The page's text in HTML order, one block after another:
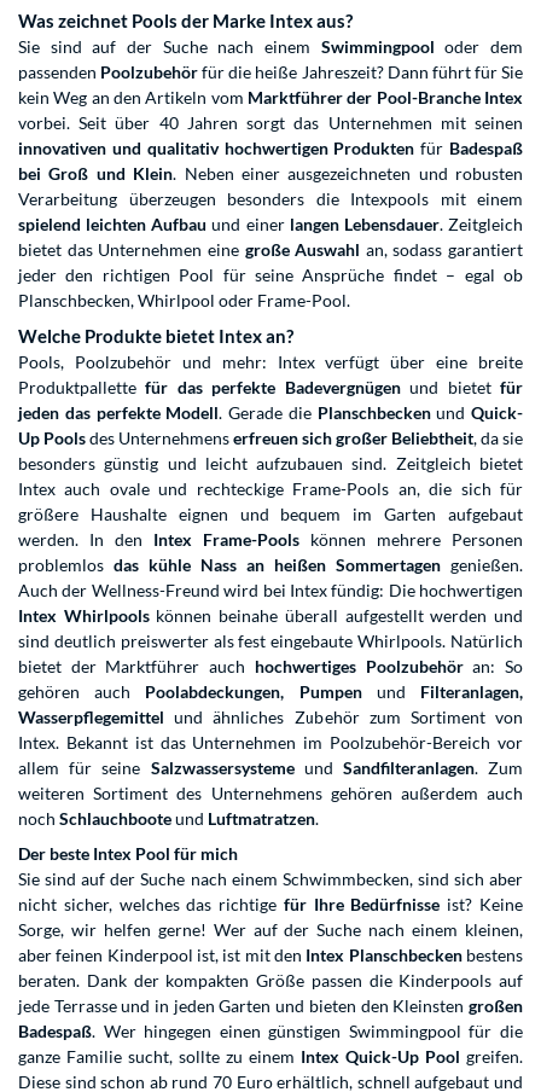
Was zeichnet Pools der Marke Intex aus?
Sie sind auf der Suche nach einem Swimmingpool oder dem
passenden Poolzubehörfür die heiße Jahreszeit? Dann führt für Sie
kein Weg an den Artikeln vom Marktführer der Pool-Branche Intex
vorbei. Seit über 40 Jahren sorgt das Unternehmen mit seinen
innovativen und qualitativ hochwertigen Produkten für Badespaß
bei Groß und Klein. Neben einer ausgezeichneten und robusten
Verarbeitung überzeugen besonders die Intexpools mit einem
spielend leichten Aufbau und einerlangen Lebensdauer. Zeitgleich
bietet das Unternehmen eine große Auswahl an, sodass garantiert
jeder den richtigen Pool für seine Ansprüche findet – egal ob
Planschbecken, Whirlpool oder Frame-Pool.
Welche Produkte bietet Intex an?
Pools, Poolzubehör und mehr: Intex verfügt über eine breite
Produktpallette für das perfekte Badevergnügenund bietetfür
jeden das perfekte Modell. Gerade die Planschbeckenund Quick-
Up Poolsdes Unternehmenserfreuen sich großer Beliebtheit, da sie
besonders günstig und leicht aufzubauen sind. Zeitgleich bietet
Intex auch ovale und rechteckige Frame-Pools an, die sich für
größere Haushalte eignen und bequem im Garten aufgebaut
werden. In den Intex Frame-Pools können mehrere Personen
problemlos das kühle Nass an heißen Sommertagen genießen.
Auch der Wellness-Freund wird bei Intex fündig: Die hochwertigen
Intex Whirlpoolskönnen beinahe überall aufgestellt werden und
sind deutlich preiswerter als fest eingebaute Whirlpools. Natürlich
bietet der Marktführer auch hochwertiges Poolzubehöran: So
gehören auch Poolabdeckungen, Pumpenund Filteranlagen,
Wasserpflegemittel und ähnliches Zubehör zum Sortiment von
Intex. Bekannt ist das Unternehmen im Poolzubehör-Bereich vor
allem für seine Salzwassersystemeund Sandfilteranlagen. Zum
weiteren Sortiment des Unternehmens gehören außerdem auch
noch Schlauchbooteund Luftmatratzen.
Der beste Intex Pool für mich
Sie sind auf der Suche nach einem Schwimmbecken, sind sich aber
nicht sicher, welches das richtige für Ihre Bedürfnisse ist? Keine
Sorge, wir helfen gerne! Wer auf der Suche nach einem kleinen,
aber feinen Kinderpool ist, ist mit den Intex Planschbeckenbestens
beraten. Dank der kompakten Größe passen die Kinderpools auf
jede Terrasse und in jeden Garten und bieten den Kleinsten großen
Badespaß. Wer hingegen einen günstigen Swimmingpool für die
ganze Familie sucht, sollte zu einem Intex Quick-Up Pool greifen.
Diese sind schon ab rund 70 Euro erhältlich, schnell aufgebaut und